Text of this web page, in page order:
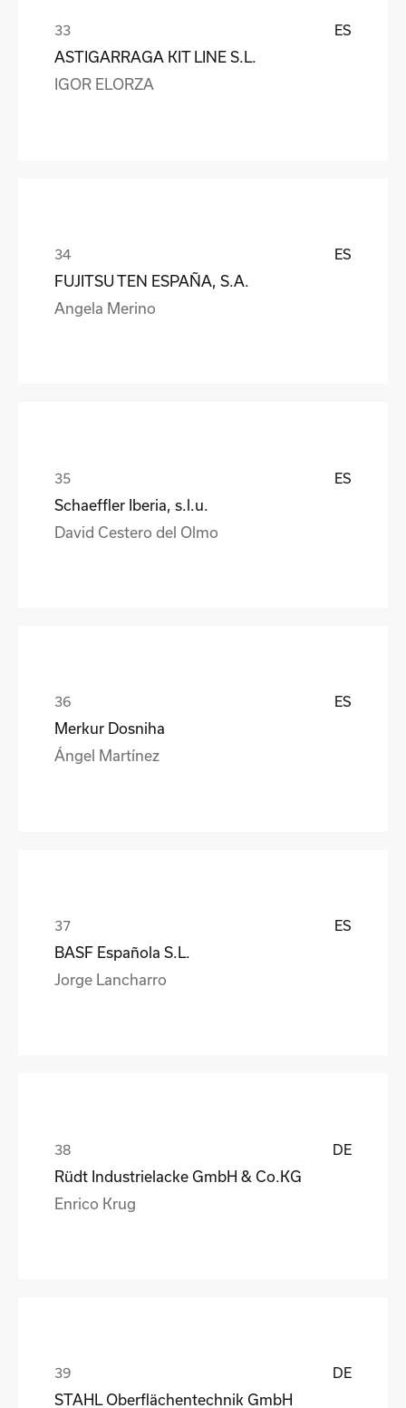
ES
ASTIGARRAGA KIT LINE S.L.
IGOR ELORZA
ES
FUJITSU TEN ESPAÑA, S.A.
Angela Merino
ES
Schaeffler Iberia, s.l.u.
David Cestero del Olmo
ES
Merkur Dosniha
Ángel Martínez
ES
BASF Española S.L.
Jorge Lancharro
DE
Rüdt Industrielacke GmbH & Co.KG
Enrico Krug
DE
STAHL Oberflächentechnik GmbH